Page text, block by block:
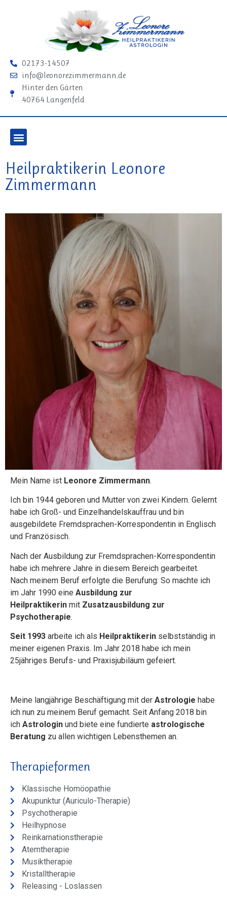
02173-14507
info@leonorezimmermann.de
Hinter den Gärten
40764 Langenfeld
Heilpraktikerin Leonore
Zimmermann
Mein Name ist Leonore Zimmermann.
Ich bin 1944 geboren und Mutter von zwei Kindern. Gelernt
habe ich Groß- und Einzelhandelskauffrau und bin
ausgebildete Fremdsprachen-Korrespondentin in Englisch
und Französisch.
Nach der Ausbildung zur Fremdsprachen-Korrespondentin
habe ich mehrere Jahre in diesem Bereich gearbeitet.
Nach meinem Beruf erfolgte die Berufung: So machte ich
im Jahr 1990 eine Ausbildung zur
Heilpraktikerin mit Zusatzausbildung zur
Psychotherapie.
Seit 1993 arbeite ich als Heilpraktikerin selbstständig in
meiner eigenen Praxis. Im Jahr 2018 habe ich mein
25jähriges Berufs- und Praxisjubiläum gefeiert.
Meine langjährige Beschäftigung mit der Astrologie habe
ich nun zu meinem Beruf gemacht. Seit Anfang 2018 bin
ich Astrologin und biete eine fundierte astrologische
Beratung zu allen wichtigen Lebensthemen an.
Therapieformen
Klassische Homöopathie
Akupunktur (Auriculo-Therapie)
Psychotherapie
Heilhypnose
Reinkarnationstherapie
Atemtherapie
Musiktherapie
Kristalltherapie
Releasing - Loslassen